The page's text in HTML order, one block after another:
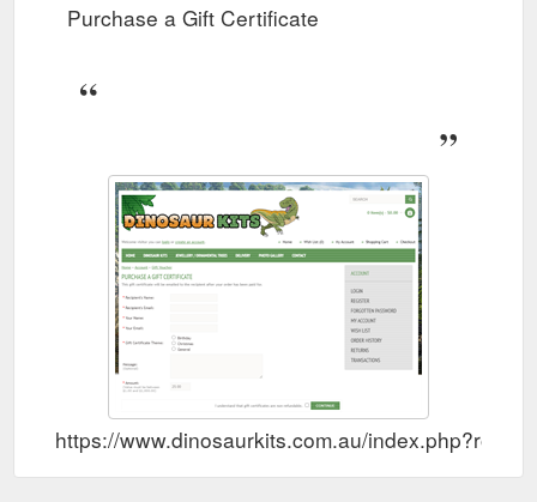
Purchase a Gift Certificate
https://www.dinosaurkits.com.au/